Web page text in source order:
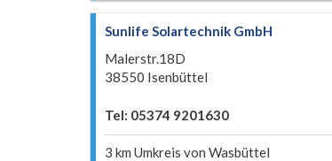
Sunlife Solartechnik GmbH
Malerstr.18D
38550 Isenbüttel
Tel: 05374 9201630
3 km Umkreis von Wasbüttel